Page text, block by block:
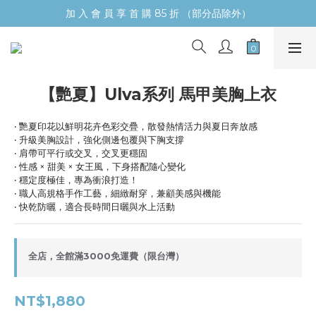
加 入 會 員 享 首 購 85 折 （部分品除外）
【艷夏】Ulva系列 馬甲美胸上衣
‧ 艷夏印花以鮮明花卉色彩交疊，散發熱情活力與夏日奔放感
‧ 升級美胸設計，強化側邊包覆與下胸支撐
‧ 肩帶可平行或交叉，交叉更穩固
‧ 性感 × 甜美 × 女王風，下身搭配隨心變化
‧ 穩定度極佳，專為衝浪打造！
‧ 職人高規格手作工藝，細緻耐穿，兼顧美感與機能
‧ 快乾防曬，適合長時間日曬與水上活動
全店，全館滿3000免運費（限台灣）
NT$1,880